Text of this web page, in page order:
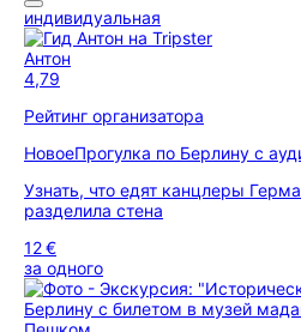
индивидуальная
Антон
4,79
Рейтинг организатора
НовоеПрогулка по Берлину с
Узнать, что едят канцлеры
разделила стена
12 €
за одного